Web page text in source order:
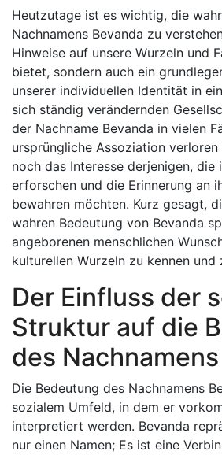
Heutzutage ist es wichtig, die
Nachnamens Bevanda zu
Hinweise auf unsere Wurzeln und
bietet, sondern auch ein
unserer individuellen Identität in
sich ständig verändernden
der Nachname Bevanda in vielen
ursprüngliche Assoziation
noch das Interesse derjenigen, die
erforschen und die Erinnerung an
bewahren möchten. Kurz gesagt,
wahren Bedeutung von Bevanda
angeborenen menschlichen
kulturellen Wurzeln zu kennen und
Der Einfluss der
Struktur auf die
des
Die Bedeutung des Nachnamens
sozialem Umfeld, in dem er
interpretiert werden. Bevanda
nur einen Namen; Es ist eine